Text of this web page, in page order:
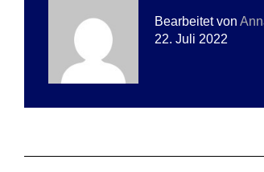
Bearbeitet von
22. Juli 2022